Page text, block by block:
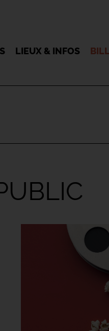
LIEUX & INFOS